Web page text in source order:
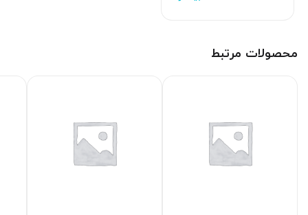
محصولات مرتبط